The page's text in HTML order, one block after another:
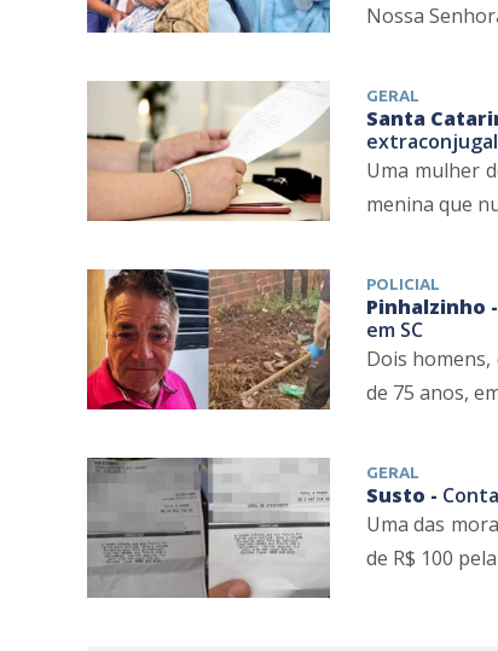
Nossa
GERAL
Santa
Uma mulher
menina que
POLICIAL
Pinhalzinho -
em SC
Dois
de 75 anos,
GERAL
Susto -
Uma das
de R$ 100